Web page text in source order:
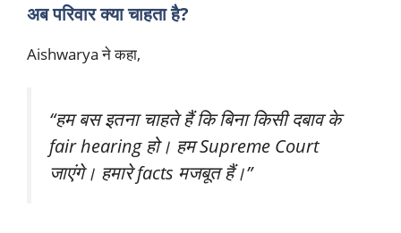
अब परिवार क्या चाहता है?
Aishwarya ने कहा,
“हम बस इतना चाहते हैं कि बिना किसी दबाव के
fair hearing हो। हम Supreme Court
जाएंगे। हमारे facts मजबूत हैं।”